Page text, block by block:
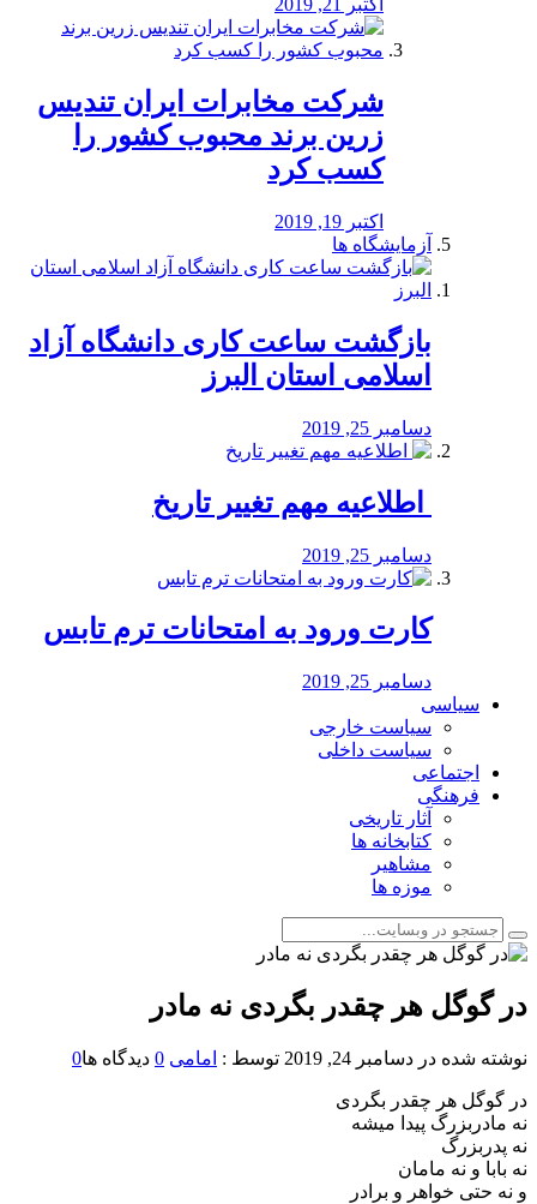
اکتبر 21, 2019
شرکت مخابرات ایران تندیس
زرین برند محبوب کشور را
کسب کرد
اکتبر 19, 2019
آزمایشگاه ها
بازگشت ساعت کاری دانشگاه آزاد
اسلامی استان البرز
دسامبر 25, 2019
️ اطلاعیه مهم تغییر تاریخ
دسامبر 25, 2019
کارت ورود به امتحانات ترم تابس
دسامبر 25, 2019
سیاسی
سیاست خارجی
سیاست داخلی
اجتماعی
فرهنگی
آثار تاریخی
کتابخانه ها
مشاهیر
موزه ها
در گوگل هر چقدر بگردی نه مادر
نوشته شده در دسامبر 24, 2019 توسط : امامی 0 دیدگاه ها0
در گوگل هر چقدر بگردی
نه مادربزرگ پیدا میشه
نه پدربزرگ
نه بابا و نه مامان
و نه حتی خواهر و برادر